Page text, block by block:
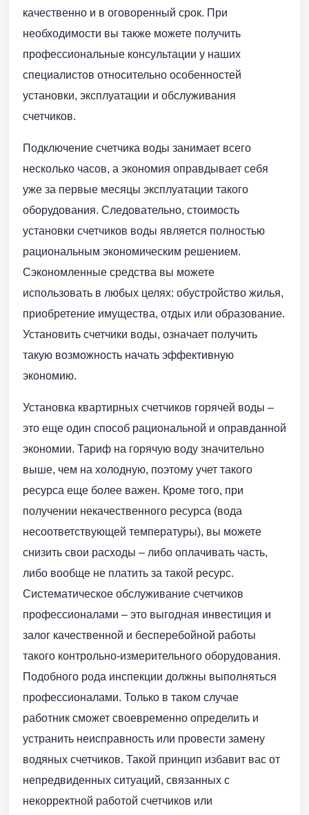
качественно и в оговоренный срок. При
необходимости вы также можете получить
профессиональные консультации у наших
специалистов относительно особенностей
установки, эксплуатации и обслуживания
счетчиков.
Подключение счетчика воды занимает всего
несколько часов, а экономия оправдывает себя
уже за первые месяцы эксплуатации такого
оборудования. Следовательно, стоимость
установки счетчиков воды является полностью
рациональным экономическим решением.
Сэкономленные средства вы можете
использовать в любых целях: обустройство жилья,
приобретение имущества, отдых или образование.
Установить счетчики воды, означает получить
такую возможность начать эффективную
экономию.
Установка квартирных счетчиков горячей воды –
это еще один способ рациональной и оправданной
экономии. Тариф на горячую воду значительно
выше, чем на холодную, поэтому учет такого
ресурса еще более важен. Кроме того, при
получении некачественного ресурса (вода
несоответствующей температуры), вы можете
снизить свои расходы – либо оплачивать часть,
либо вообще не платить за такой ресурс.
Систематическое обслуживание счетчиков
профессионалами – это выгодная инвестиция и
залог качественной и бесперебойной работы
такого контрольно-измерительного оборудования.
Подобного рода инспекции должны выполняться
профессионалами. Только в таком случае
работник сможет своевременно определить и
устранить неисправность или провести замену
водяных счетчиков. Такой принцип избавит вас от
непредвиденных ситуаций, связанных с
некорректной работой счетчиков или